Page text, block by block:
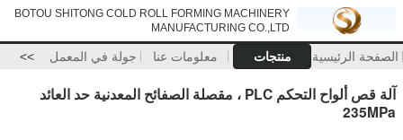
BOTOU SHITONG COLD ROLL FORMING MACHINERY
MANUFACTURING CO.,LTD
الصفحة الرئيسية منتجات معلومات عنا جولة في المعمل >>
آلة قص ألواح التحكم PLC ، مقصلة الصفائح المعدنية حد العائد
235MPa